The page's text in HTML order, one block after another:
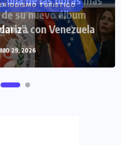
TURISTICO
con Venezuela
29, 2026